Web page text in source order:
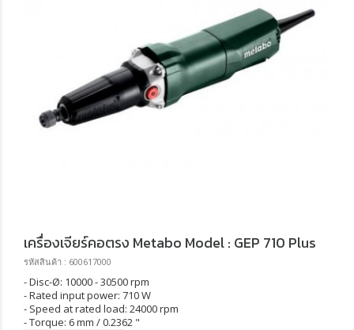
เครื่องเจียร์คอตรง Metabo Model : GEP 710 Plus
รหัสสินค้า : 600617000
- Disc-Ø: 10000 - 30500 rpm
- Rated input power: 710 W
- Speed at rated load: 24000 rpm
- Torque: 6 mm / 0.2362 "